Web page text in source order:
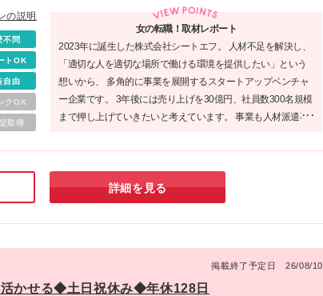
は一切不問。 異業種か
い方 ・コミュニケーシ
く取り組める方 ・異業界
役職をつけていきたい ・
チャー志向の方 ・夢、野
賞与と別にインセンテ
らに待遇を優遇します︕
経験者 ・C⾔語、C
・インフラエンジニア
） ※必須ではありませ
ン歓迎 ★直行直帰可 ★シ
＼活躍の場は全国に広
関東・中部・近畿・中
展開していきたいと考え
に戻って活躍したい」 そ
参道、新宿、六本木、浜
、上野、赤坂、新木場、
、池袋、赤羽、蒲田、高
、東中野、東十条、成
＜千葉＞ 船橋 ＜埼玉＞
の説明
不問
トOK
自由
クOK
取得
女の転職！取材レポート
2023年に誕生した株式会社シートエフ。 人材不足を解決し、
「適切な人を適切な場所で働ける環境を提供したい」という
想いから、 多角的に事業を展開するスタートアップベンチャ
ー企業です。 3年後には売り上げを30億円、社員数300名規模
まで押し上げていきたいと考えています。 事業も人材派遣事
育セミナー事業など、さらに拡大を続けていく予定です。
詳細を見る
掲載終了予定日 26/08/10
かせる◆土日祝休み◆年休128日